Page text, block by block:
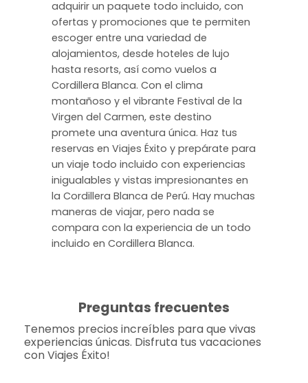
adquirir un paquete todo incluido, con
ofertas y promociones que te permiten
escoger entre una variedad de
alojamientos, desde hoteles de lujo
hasta resorts, así como vuelos a
Cordillera Blanca. Con el clima
montañoso y el vibrante Festival de la
Virgen del Carmen, este destino
promete una aventura única. Haz tus
reservas en Viajes Éxito y prepárate para
un viaje todo incluido con experiencias
inigualables y vistas impresionantes en
la Cordillera Blanca de Perú. Hay muchas
maneras de viajar, pero nada se
compara con la experiencia de un todo
incluido en Cordillera Blanca.
Preguntas frecuentes
Tenemos precios increíbles para que vivas
experiencias únicas. Disfruta tus vacaciones
con Viajes Éxito!